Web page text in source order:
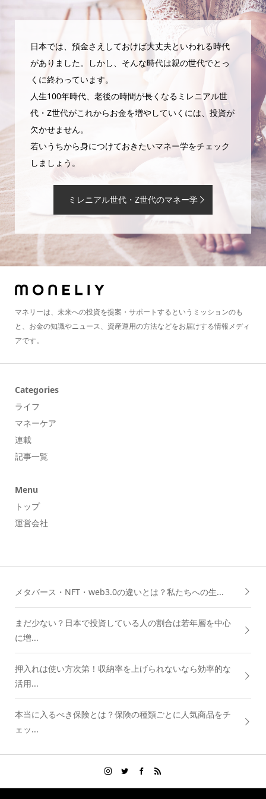
日本では、預金さえしておけば大丈夫といわれる時代
がありました。しかし、そんな時代は親の世代でとっ
くに終わっています。
人生100年時代、老後の時間が長くなるミレニアル世
代・Z世代がこれからお金を増やしていくには、投資が
欠かせません。
若いうちから身につけておきたいマネー学をチェック
しましょう。
ミレニアル世代・Z世代のマネー学
マネリーは、未来への投資を提案・サポートするというミッションのも
と、お金の知識やニュース、資産運用の方法などをお届けする情報メディ
アです。
Categories
ライフ
マネーケア
連載
記事一覧
Menu
トップ
運営会社
メタバース・NFT・web3.0の違いとは？私たちへの生...
まだ少ない？日本で投資している人の割合は若年層を中心
に増...
押入れは使い方次第！収納率を上げられないなら効率的な
活用...
本当に入るべき保険とは？保険の種類ごとに人気商品をチ
ェッ...